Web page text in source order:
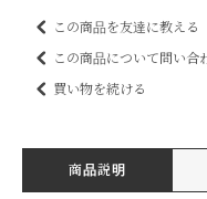
この商品を友達に教える
この商品について問い合
買い物を続ける
商品説明